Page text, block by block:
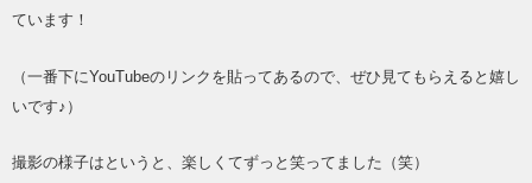
ています！
（一番下にYouTubeのリンクを貼ってあるので、ぜひ見てもらえると嬉し
いです♪）
撮影の様子はというと、楽しくてずっと笑ってました（笑）